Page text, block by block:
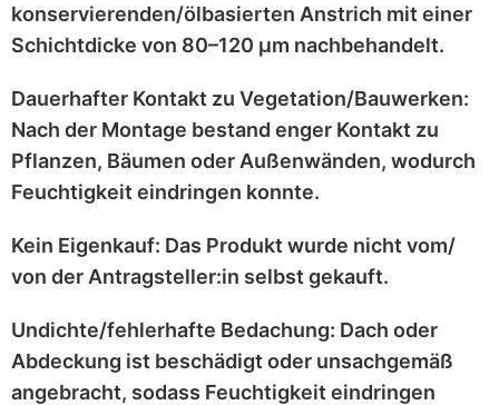
konservierenden/ölbasierten Anstrich mit einer
Schichtdicke von 80–120 μm nachbehandelt.
Dauerhafter Kontakt zu Vegetation/Bauwerken:
Nach der Montage bestand enger Kontakt zu
Pflanzen, Bäumen oder Außenwänden, wodurch
Feuchtigkeit eindringen konnte.
Kein Eigenkauf: Das Produkt wurde nicht vom/
von der Antragsteller:in selbst gekauft.
Undichte/fehlerhafte Bedachung: Dach oder
Abdeckung ist beschädigt oder unsachgemäß
angebracht, sodass Feuchtigkeit eindringen